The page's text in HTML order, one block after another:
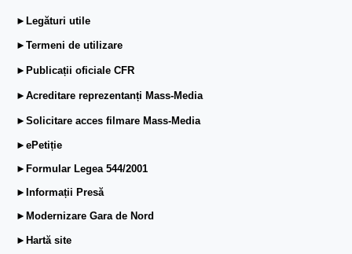
►Legături utile
►Termeni de utilizare
►Publicații oficiale CFR
►Acreditare reprezentanți Mass-Media
►Solicitare acces filmare Mass-Media
►ePetiție
►Formular Legea 544/2001
►Informații Presă
►Modernizare Gara de Nord
►Hartă site